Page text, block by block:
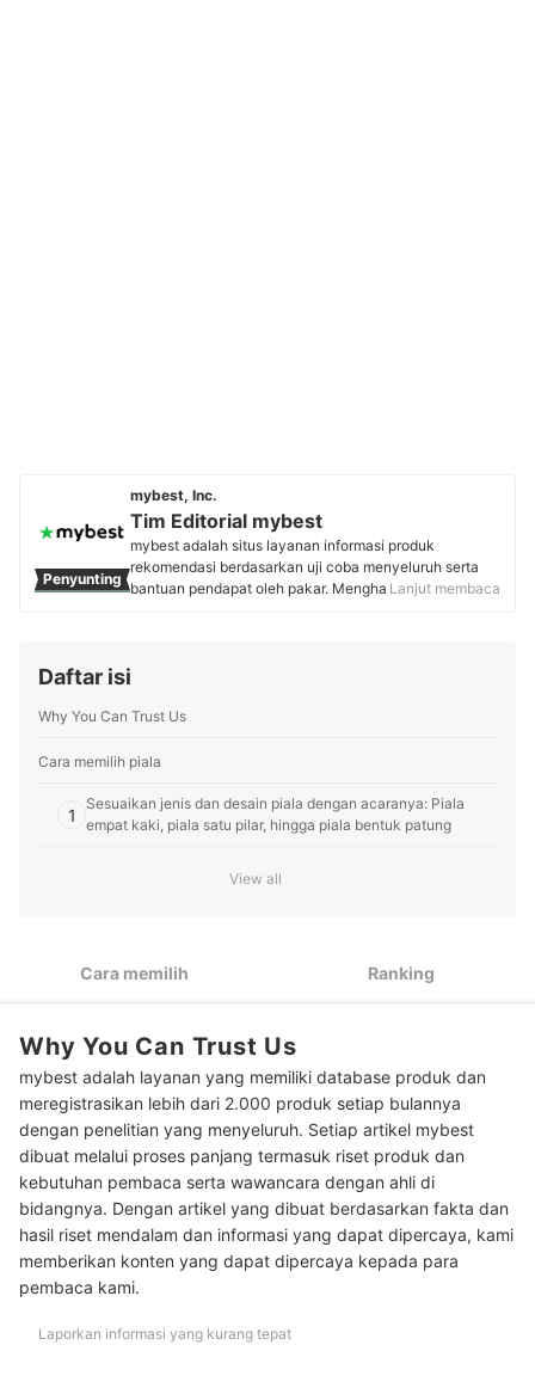
Penyunting
mybest, Inc.
Tim Editorial mybest
mybest adalah situs layanan informasi produk
rekomendasi berdasarkan uji coba menyeluruh serta
bantuan pendapat oleh pakar. Menghasilkan konten
Profil Tim Editorial mybest
Lanjut membaca
Daftar isi
Why You Can Trust Us
Cara memilih piala
1
Sesuaikan jenis dan desain piala dengan acaranya: Piala
empat kaki, piala satu pilar, hingga piala bentuk patung
Cek bahan baku piala: Perunggu, marmer, atau kristal
Pastikan piala telah sesuai dengan skala acara
5 atau nama
10 Rekomendasi piala terbaik
Baca juga rekomendasi hadiah lainnya sebagai bentuk penghargaan
di sini
View all
Cara memilih Ranking
Why You Can Trust Us
mybest adalah layanan yang memiliki database produk dan
meregistrasikan lebih dari 2.000 produk setiap bulannya
dengan penelitian yang menyeluruh. Setiap artikel mybest
dibuat melalui proses panjang termasuk riset produk dan
kebutuhan pembaca serta wawancara dengan ahli di
bidangnya. Dengan artikel yang dibuat berdasarkan fakta dan
hasil riset mendalam dan informasi yang dapat dipercaya, kami
memberikan konten yang dapat dipercaya kepada para
pembaca kami.
Laporkan informasi yang kurang tepat